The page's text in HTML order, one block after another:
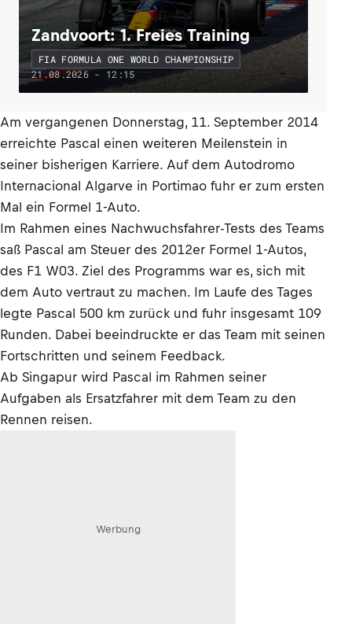
Zandvoort: 1. Freies Training
FIA FORMULA ONE WORLD CHAMPIONSHIP
21.08.2026 - 12:15
Am vergangenen Donnerstag, 11. September 2014
erreichte Pascal einen weiteren Meilenstein in
seiner bisherigen Karriere. Auf dem Autodromo
Internacional Algarve in Portimao fuhr er zum ersten
Mal ein Formel 1-Auto.
Im Rahmen eines Nachwuchsfahrer-Tests des Teams
saß Pascal am Steuer des 2012er Formel 1-Autos,
des F1 W03. Ziel des Programms war es, sich mit
dem Auto vertraut zu machen. Im Laufe des Tages
legte Pascal 500 km zurück und fuhr insgesamt 109
Runden. Dabei beeindruckte er das Team mit seinen
Fortschritten und seinem Feedback.
Ab Singapur wird Pascal im Rahmen seiner
Aufgaben als Ersatzfahrer mit dem Team zu den
Rennen reisen.
Werbung